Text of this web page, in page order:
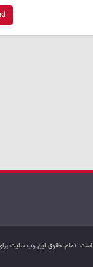
است. تمام حقوق این وب سایت